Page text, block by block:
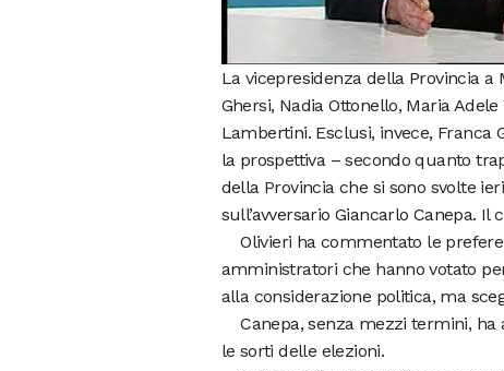
La vicepresidenza della Provincia a
Ghersi, Nadia Ottonello, Maria
Lambertini. Esclusi, invece, Franca
la prospettiva – secondo quanto
della Provincia che si sono svolte
sull’avversario Giancarlo Canepa.
Olivieri ha commentato le
amministratori che hanno votato
alla considerazione politica, ma
Canepa, senza mezzi termini, ha
le sorti delle elezioni.